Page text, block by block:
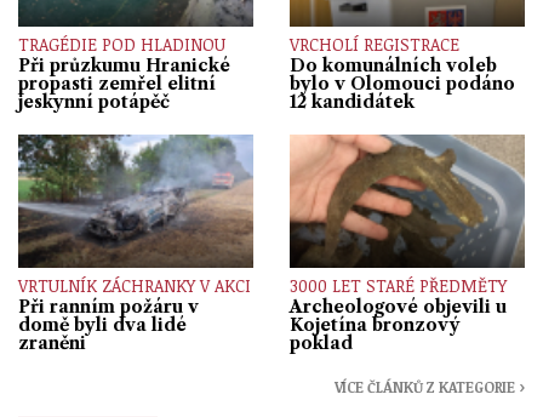
TRAGÉDIE POD HLADINOU
Při průzkumu Hranické
propasti zemřel elitní
jeskynní potápěč
VRCHOLÍ REGISTRACE
Do komunálních voleb
bylo v Olomouci podáno
12 kandidátek
VRTULNÍK ZÁCHRANKY V AKCI
Při ranním požáru v
domě byli dva lidé
zraněni
3000 LET STARÉ PŘEDMĚTY
Archeologové objevili u
Kojetína bronzový
poklad
VÍCE ČLÁNKŮ Z KATEGORIE ›